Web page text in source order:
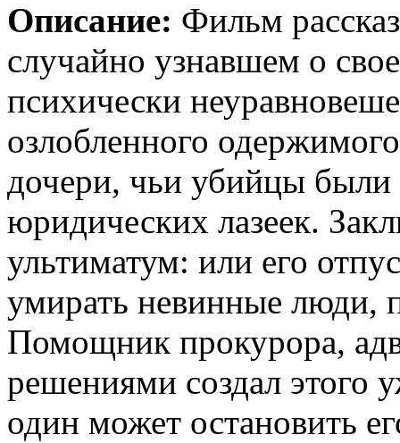
Описание: Фильм
случайно узнавшем о
психически
озлобленного
дочери, чьи убийцы были
юридических лазеек.
ультиматум: или его
умирать невинные люди,
Помощник прокурора,
решениями создал этого
один может остановить